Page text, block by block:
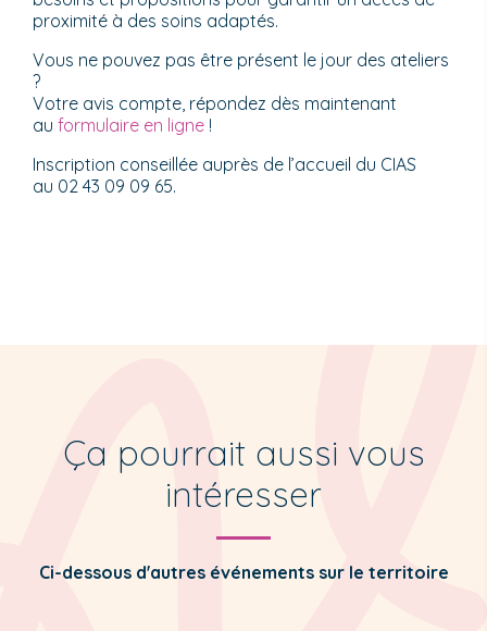
proximité à des soins adaptés.
Vous ne pouvez pas être présent le jour des ateliers
?
Votre avis compte, répondez dès maintenant
au formulaire en ligne !
Inscription conseillée auprès de l’accueil du CIAS
au 02 43 09 09 65.
Ça pourrait aussi vous
intéresser
Ci-dessous d'autres événements sur le territoire